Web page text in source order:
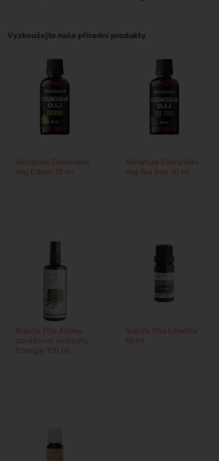
Vyzkoušejte naše přírodní produkty
Allnature Esenciální
olej Citron 10 ml
Allnature Esenciální
olej Tea tree 10 ml
Nobilis Tilia Aroma
osvěžovač vzduchu
Energie 100 ml
Nobilis Tilia Limetka
10 ml